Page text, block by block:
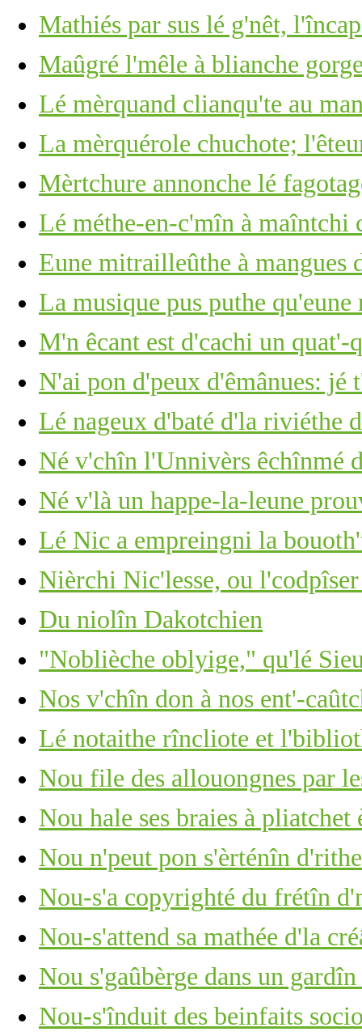
Mathiés par sus lé g'nêt,
Maûgré l'mêle à blianche
Lé mèrquand clianqu'te au
La mèrquérole chuchote;
Mèrtchure annonche lé
Lé méthe-en-c'mîn à maîntchi
Eune mitrailleûthe à mangues
La musique pus puthe
M'n êcant est d'cachi un quat'-
N'ai pon d'peux d'êmânues: jé
Lé nageux d'baté d'la riviéthe
Né v'chîn l'Unnivèrs êchînmé
Né v'là un happe-la-leune
Lé Nic a empreingni la
Nièrchi Nic'lesse, ou l'codpîser
Du niolîn Dakotchien
"Noblièche oblyige," qu'lé
Nos v'chîn don à nos ent'-
Lé notaithe rîncliote et
Nou file des allouongnes par
Nou hale ses braies à pliatchet
Nou n'peut pon s'èrténîn
Nou-s'a copyrighté du frétîn
Nou-s'attend sa mathée d'la
Nou s'gaûbèrge dans un
Nou-s'înduit des beinfaits